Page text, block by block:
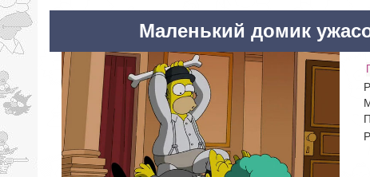
Маленький домик